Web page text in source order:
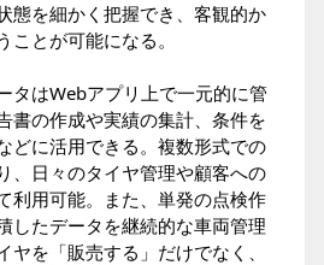
態を細かく把握でき、客観的か
とが可能になる。
タはWebアプリ上で一元的に管
書の作成や実績の集計、条件を
どに活用できる。複数形式での
、日々のタイヤ管理や顧客への
利用可能。また、単発の点検作
したデータを継続的な車両管理
ヤを「販売する」だけでなく、